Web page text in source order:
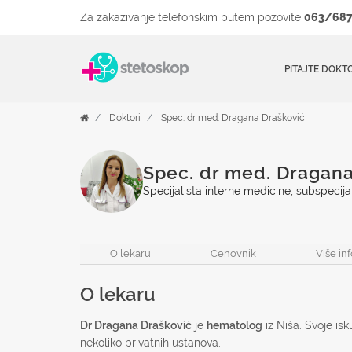
Za zakazivanje telefonskim putem pozovite 063/
PITAJTE
Doktori Spec. dr med. Dragana Drašković
Spec. dr med.
Specijalista interne medicine,
O lekaru Cenovnik Više
O lekaru
Dr Dragana Drašković je hematolog iz Niša. Svoje
nekoliko privatnih ustanova.